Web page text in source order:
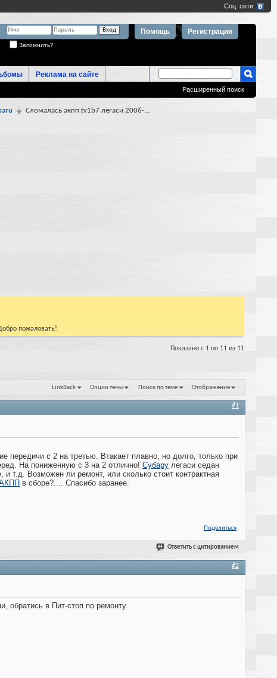
Регистрация
Помощь
Запомнить?
Реклама на сайте
Расширенный поиск
Сломалась акпп tv1b7 легаси 2006-...
пожаловать!
Показано с 1 по 11 из 11
LinkBack Опции темы Поиск по теме Отображение
#1
передичи с 2 на третью. Втакает плавно, но долго, только при
На пониженную с 3 на 2 отлично! Субару легаси седан
т.д. Возможен ли ремонт, или сколько стоит контрактная
в сборе?.... Спасибо заранее.
Поделиться
Ответить с цитированием
#2
обратись в Пит-стоп по ремонту.